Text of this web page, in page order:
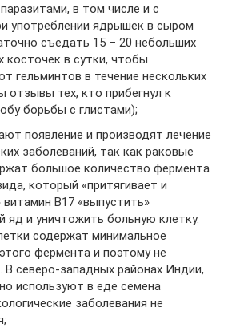
в том числе и с
употреблении ядрышек в сыром
съедать 15 – 20 небольших
косточек в сутки, чтобы
гельминтов в течение нескольких
отзывы тех, кто прибегнул к
борьбы с глистами);
появление и производят лечение
заболеваний, так как раковые
большое количество фермента
который «притягивает и
витамин В17 «выпустить»
яд и уничтожить больную клетку.
содержат минимальное
фермента и поэтому не
северо-западных районах Индии,
используют в еде семена
заболевания не